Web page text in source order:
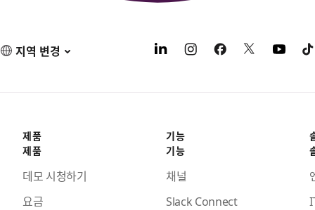
지역 변경
제품
제품
데모 시청하기
요금
기능
기능
채널
Slack Connect